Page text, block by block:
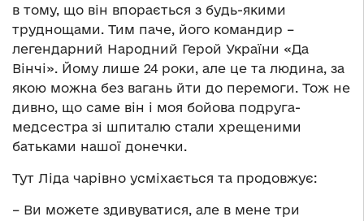
в тому, що він впорається з будь-якими
труднощами. Тим паче, його командир –
легендарний Народний Герой України «Да
Вінчі». Йому лише 24 роки, але це та людина, за
якою можна без вагань йти до перемоги. Тож не
дивно, що саме він і моя бойова подруга-
медсестра зі шпиталю стали хрещеними
батьками нашої донечки.
Тут Ліда чарівно усміхається та продовжує:
– Ви можете здивуватися, але в мене три